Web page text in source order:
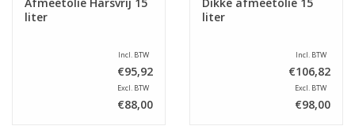
liter
Incl. BTW
€95,92
Excl. BTW
€88,00
liter
Incl. BTW
€106,82
Excl. BTW
€98,00